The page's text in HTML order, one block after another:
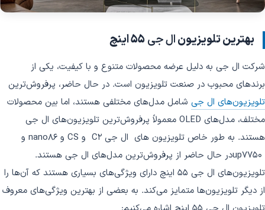
بهترین تلویزیونال جی55 اینچ
شرکت ال جی به دلیل عرضه محصولات متنوع و با کیفیت، یکی از
برندهای محبوب در صنعت تلویزیون است. در حال حاضر، پرفروش‌ترین
تلویزیون‌های ال جی شامل مدل‌های مختلفی هستند، اما بین محصولات
مختلف، مدل‌های OLED معمولاً پرفروش‌ترین تلویزیون‌های ال جی
هستند. به طور خاص تلویزیون های ال جی C2 و CS و nano86 و
up7750در حال حاضر از پرفروش‌ترین مدل‌های ال جی هستند.
تلویزیون‌های ال جی 55 اینچ دارای ویژگی‌های بسیاری هستند که آن‌ها را
از دیگر تلویزیون‌ها متمایز می‌کند. به بعضی از بهترین ویژگی‌های معروف